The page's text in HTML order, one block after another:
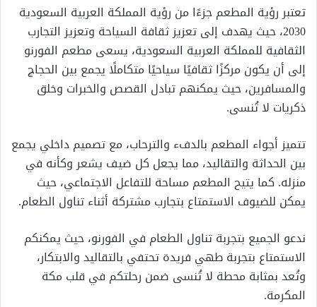
تعتبر رؤية المطعم جزءًا من رؤية المملكة العربية السعودية
2030، حيث يهدف إلى تعزيز ثقافة السياحة وتعزيز التجارب
الثقافية للمملكة العربية السعودية، يسعى مطعم الفورنو
إلى أن يكون مركزًا ثقافيًا سياحيًا متكاملًا يجمع بين الحجاج
والمسافرين، حيث يمكنهم تبادل القصص والخبرات وخلق
ذكريات لا تُنسى.
تتميز أجواء المطعم بالدفء والترحاب، مع تصميم داخلي يجمع
بين الحداثة والتقاليد، مما يجعل كل ضيف يشعر وكأنه في
منزله. كما يتيح المطعم مساحة للتفاعل الاجتماعي، حيث
يمكن للضيوف الاستمتاع بتجارب مشتركة أثناء تناول الطعام.
ندعو الجميع بتجربة تناول الطعام في الفورنو، حيث يمكنكم
الاستمتاع بتجربة طهي فريدة تحتفي بالتقاليد والابتكار،
وتُعد بمثابة محطة لا تُنسى ضمن رحلتكم في قلب مكة
المكرمة.